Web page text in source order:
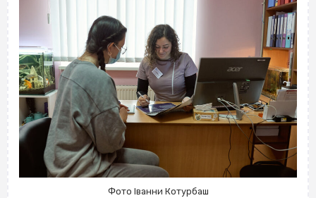
Фото Іванни Котурбаш